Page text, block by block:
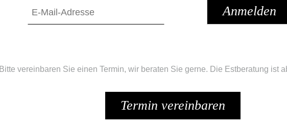
Bitte vereinbaren Sie einen Termin, wir beraten Sie gerne. Die Estberatung ist
Termin vereinbaren